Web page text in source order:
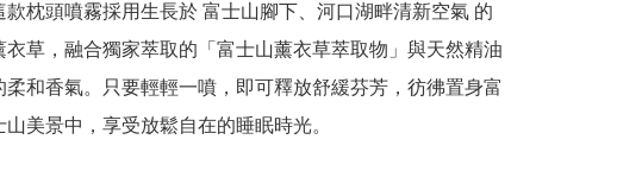
款枕頭噴霧採用生長於 富士山腳下、河口湖畔清新空氣 的
衣草，融合獨家萃取的「富士山薰衣草萃取物」與天然精油
柔和香氣。只要輕輕一噴，即可釋放舒緩芬芳，彷彿置身富
山美景中，享受放鬆自在的睡眠時光。